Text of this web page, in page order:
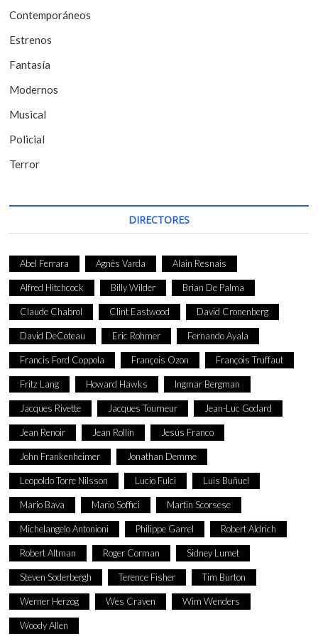
n
t
r
a
d
a
s
Contemporáneos
Estrenos
Fantasía
Modernos
Musical
Policial
Terror
DIRECTORES
Abel Ferrara Agnès Varda Alain Resnais
Alfred Hitchcock Billy Wilder Brian De Palma
Claude Chabrol Clint Eastwood David Cronenberg
David DeCoteau Eric Rohmer Fernando Ayala
Francis Ford Coppola François Ozon François Truffaut
Fritz Lang Howard Hawks Ingmar Bergman
Jacques Rivette Jacques Tourneur Jean-Luc Godard
Jean Renoir Jean Rollin Jesús Franco
John Frankenheimer Jonathan Demme
Leopoldo Torre Nilsson Lucio Fulci Luis Buñuel
Mario Bava Mario Soffici Martin Scorsese
Michelangelo Antonioni Philippe Garrel Robert Aldrich
Robert Altman Roger Corman Sidney Lumet
Steven Soderbergh Terence Fisher Tim Burton
Werner Herzog Wes Craven Wim Wenders
Woody Allen